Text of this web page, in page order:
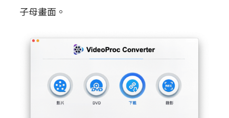
子母畫面。